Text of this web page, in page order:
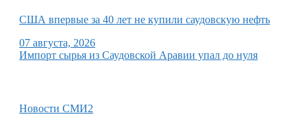
США впервые за 40 лет не купили саудовскую нефть
07 августа, 2026
Импорт сырья из Саудовской Аравии упал до нуля
Новости СМИ2